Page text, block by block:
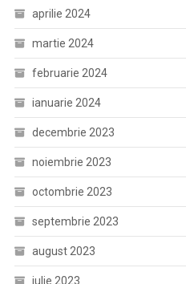
aprilie 2024
martie 2024
februarie 2024
ianuarie 2024
decembrie 2023
noiembrie 2023
octombrie 2023
septembrie 2023
august 2023
iulie 2023